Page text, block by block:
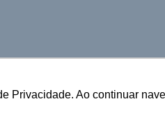
Ao continuar